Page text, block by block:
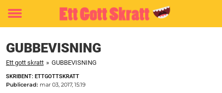
Toggle
GUBBEVISNING
Ett gott skratt » GUBBEVISNING
SKRIBENT: ETTGOTTSKRATT
Publicerad: mar 03, 2017, 15:19